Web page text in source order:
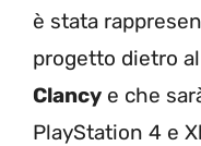
è stata
progetto dietro
Clancy e che
PlayStation 4 e